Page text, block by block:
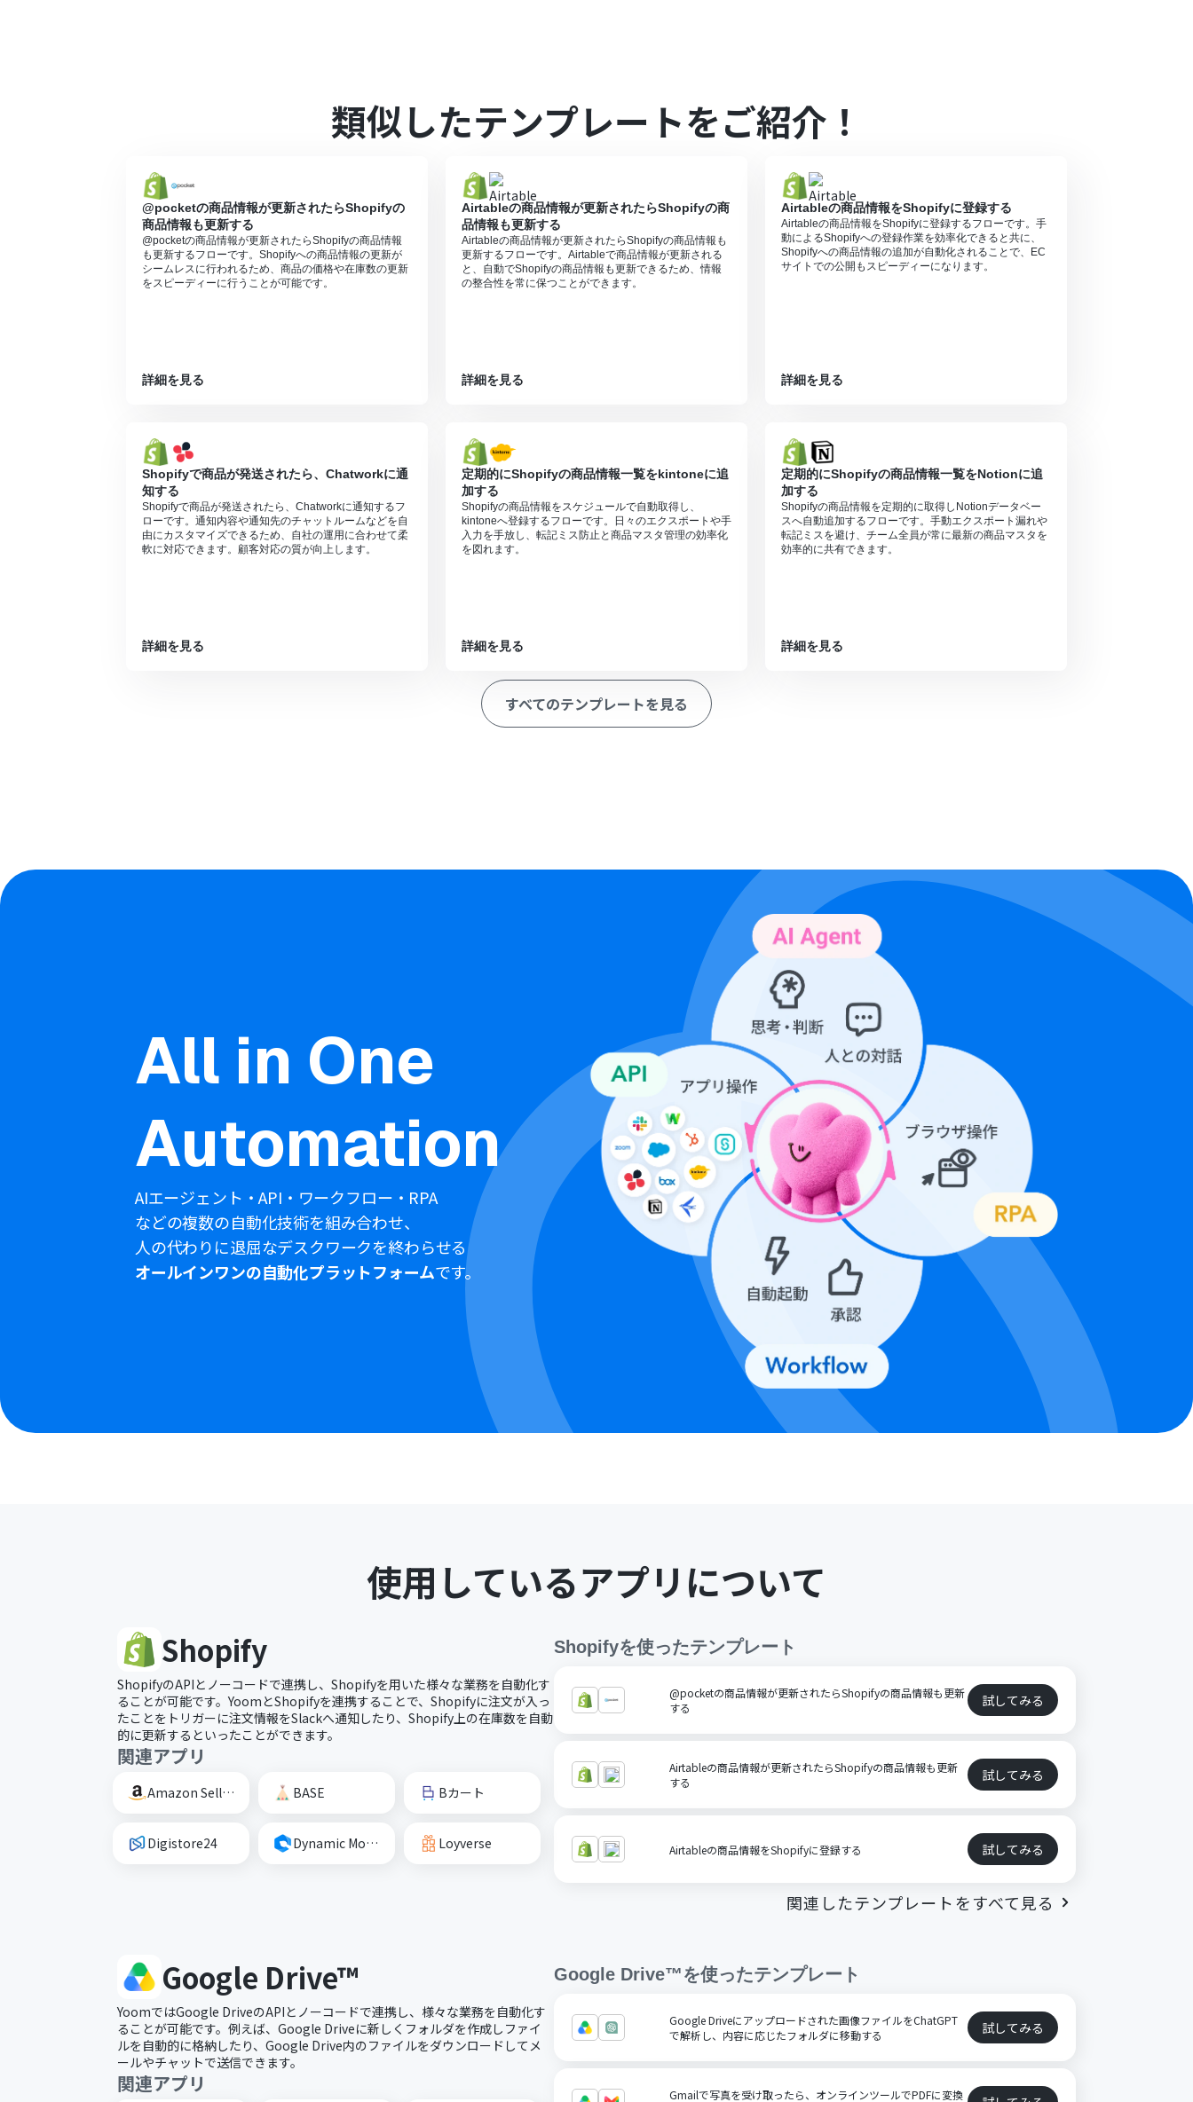
Shopifyはチームプラン・サクセスプランでのみご利用いただけるアプリとなっております。フリープラン・ミニプランの場合は設定しているフローボットのオペレ
ーションやデータコネクトはエラーとなりますので、ご注意ください。
チームプランやサクセスプランなどの有料プランは、2週間の無料トライアルを行うことが可能です。無料トライアル中には制限対象のアプリを使用することができ
ダウンロード可能なファイル容量は最大300MBまでです。アプリの仕様によっては300MB未満になる可能性があるので、ご注意ください。
トリガー、各オペレーションでの取り扱い可能なファイル容量の詳細は下記をご参照ください。
https://intercom.help/yoom/ja/articles/9413924
類似したテンプレートをご紹介！
@pocketの商品情報が更新されたらShopifyの
商品情報も更新する
@pocketの商品情報が更新されたらShopifyの商品情報
も更新するフローです。Shopifyへの商品情報の更新が
シームレスに行われるため、商品の価格や在庫数の更新
をスピーディーに行うことが可能です。
詳細を見る
Airtableの商品情報が更新されたらShopifyの商
品情報も更新する
Airtableの商品情報が更新されたらShopifyの商品情報も
更新するフローです。Airtableで商品情報が更新される
と、自動でShopifyの商品情報も更新できるため、情報
の整合性を常に保つことができます。
詳細を見る
Airtableの商品情報をShopifyに登録する
Airtableの商品情報をShopifyに登録するフローです。手
動によるShopifyへの登録作業を効率化できると共に、
Shopifyへの商品情報の追加が自動化されることで、EC
サイトでの公開もスピーディーになります。
詳細を見る
Shopifyで商品が発送されたら、Chatworkに通
知する
Shopifyで商品が発送されたら、Chatworkに通知するフ
ローです。通知内容や通知先のチャットルームなどを自
由にカスタマイズできるため、自社の運用に合わせて柔
軟に対応できます。顧客対応の質が向上します。
詳細を見る
定期的にShopifyの商品情報一覧をkintoneに追
加する
Shopifyの商品情報をスケジュールで自動取得し、
kintoneへ登録するフローです。日々のエクスポートや手
入力を手放し、転記ミス防止と商品マスタ管理の効率化
を図れます。
詳細を見る
定期的にShopifyの商品情報一覧をNotionに追
加する
Shopifyの商品情報を定期的に取得しNotionデータベー
スへ自動追加するフローです。手動エクスポート漏れや
転記ミスを避け、チーム全員が常に最新の商品マスタを
効率的に共有できます。
詳細を見る
すべてのテンプレートを見る
All in One
Automation
AIエージェント・API・ワークフロー・RPA
などの複数の自動化技術を組み合わせ、
人の代わりに退屈なデスクワークを終わらせる
オールインワンの自動化プラットフォームです。
使用しているアプリについて
Shopify
ShopifyのAPIとノーコードで連携し、Shopifyを用いた様々な業務を自動化す
ることが可能です。YoomとShopifyを連携することで、Shopifyに注文が入っ
たことをトリガーに注文情報をSlackへ通知したり、Shopify上の在庫数を自動
的に更新するといったことができます。
関連アプリ
Amazon Seller Central BASE Bカート
Digistore24 Dynamic Mockups Loyverse
Shopifyを使ったテンプレート
@pocketの商品情報が更新されたらShopifyの商品情報も更新
する
試してみる
Airtableの商品情報が更新されたらShopifyの商品情報も更新
する
試してみる
Airtableの商品情報をShopifyに登録する 試してみる
関連したテンプレートをすべて見る
Google Drive™
YoomではGoogle DriveのAPIとノーコードで連携し、様々な業務を自動化す
ることが可能です。例えば、Google Driveに新しくフォルダを作成しファイ
ルを自動的に格納したり、Google Drive内のファイルをダウンロードしてメ
ールやチャットで送信できます。
関連アプリ
Google Drive™を使ったテンプレート
Google Driveにアップロードされた画像ファイルをChatGPT
で解析し、内容に応じたフォルダに移動する
試してみる
Gmailで写真を受け取ったら、オンラインツールでPDFに変換